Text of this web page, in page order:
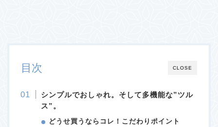
CLOSE
目次
シンプルでおしゃれ。そして多機能な”ツル
ス”。
どうせ買うならコレ！こだわりポイント